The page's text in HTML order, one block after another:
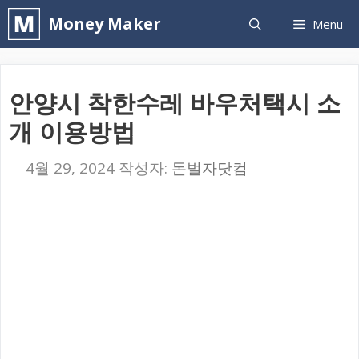
컨
텐
건
너
Money Maker Menu
안양시 착한수레 바우처택시 소
개 이용방법
4월 29, 2024 작성자: 돈벌자닷컴